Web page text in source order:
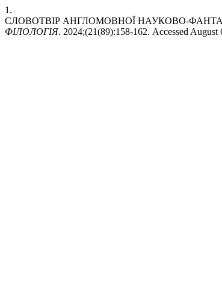
1.
СЛОВОТВІР АНГЛОМОВНОЇ НАУКОВО-
ФІЛОЛОГІЯ. 2024;(21(89):158-162. Accessed August